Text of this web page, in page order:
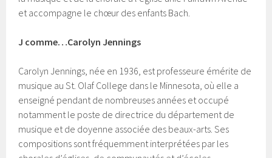
et accompagne le chœur des enfants Bach.
J comme…Carolyn Jennings
Carolyn Jennings, née en 1936, est professeure émérite de
musique au St. Olaf College dans le Minnesota, où elle a
enseigné pendant de nombreuses années et occupé
notamment le poste de directrice du département de
musique et de doyenne associée des beaux-arts. Ses
compositions sont fréquemment interprétées par les